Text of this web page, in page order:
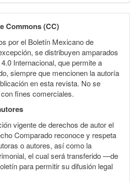
Commons (CC)
por el Boletín Mexicano de
se distribuyen amparados
Internacional, que permite a
siempre que mencionen la autoría
en esta revista. No se
fines comerciales.
vigente de derechos de autor el
Comparado reconoce y respeta
o autores, así como la
el cual será transferido —de
para permitir su difusión legal